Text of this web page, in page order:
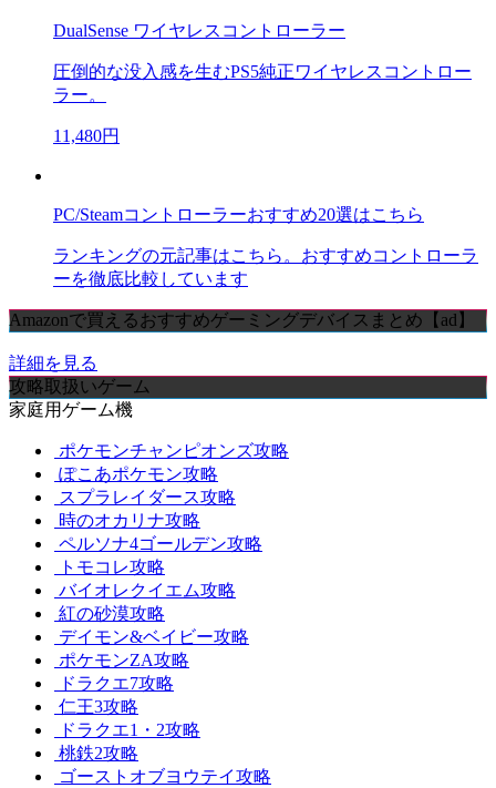
DualSense ワイヤレスコントローラー
圧倒的な没入感を生むPS5純正ワイヤレスコントロー
ラー。
11,480円
PC/Steamコントローラーおすすめ20選はこちら
ランキングの元記事はこちら。おすすめコントローラ
ーを徹底比較しています
Amazonで買えるおすすめゲーミングデバイスまとめ【ad】
詳細を見る
攻略取扱いゲーム
家庭用ゲーム機
ポケモンチャンピオンズ攻略
ぽこあポケモン攻略
スプラレイダース攻略
時のオカリナ攻略
ペルソナ4ゴールデン攻略
トモコレ攻略
バイオレクイエム攻略
紅の砂漠攻略
デイモン&ベイビー攻略
ポケモンZA攻略
ドラクエ7攻略
仁王3攻略
ドラクエ1・2攻略
桃鉄2攻略
ゴーストオブヨウテイ攻略